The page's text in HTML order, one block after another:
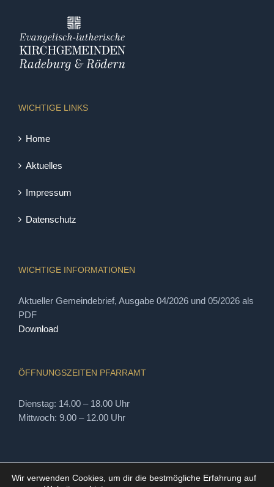
WICHTIGE LINKS
Home
Aktuelles
Impressum
Datenschutz
WICHTIGE INFORMATIONEN
Aktueller Gemeindebrief, Ausgabe 04/2026 und 05/2026 als
PDF
Download
ÖFFNUNGSZEITEN PFARRAMT
Dienstag: 14.00 – 18.00 Uhr
Mittwoch: 9.00 – 12.00 Uhr
Wir verwenden Cookies, um dir die bestmögliche Erfahrung auf